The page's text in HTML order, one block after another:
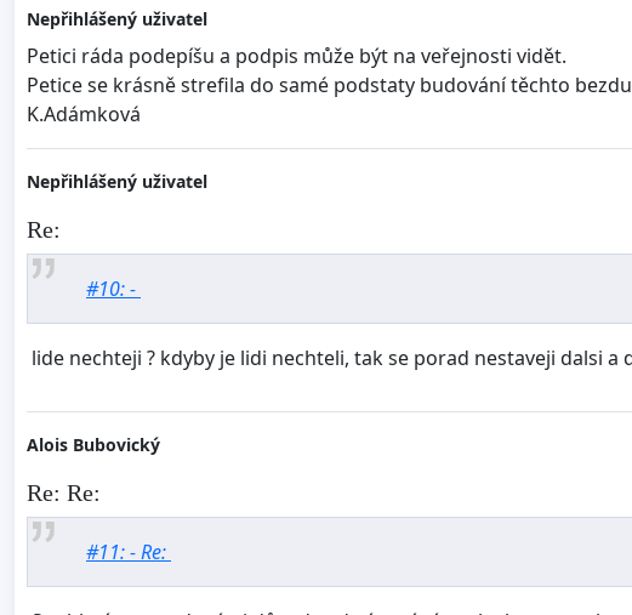
Nepřihlášený uživatel
Petici ráda podepíšu a podpis může být na veřejnosti vidět.
Petice se krásně strefila do samé podstaty budování těchto
K.Adámková
Nepřihlášený uživatel
Re:
#10: -
lide nechteji ? kdyby je lidi nechteli, tak se porad nestaveji dalsi
Alois Bubovický
Re: Re:
#11: - Re: